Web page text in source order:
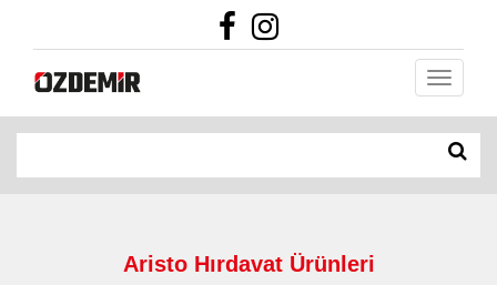
Aristo Hırdavat Ürünleri